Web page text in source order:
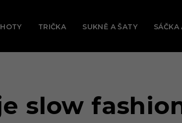
TRIČKA SUKNĚ A ŠATY SÁČKA
slow